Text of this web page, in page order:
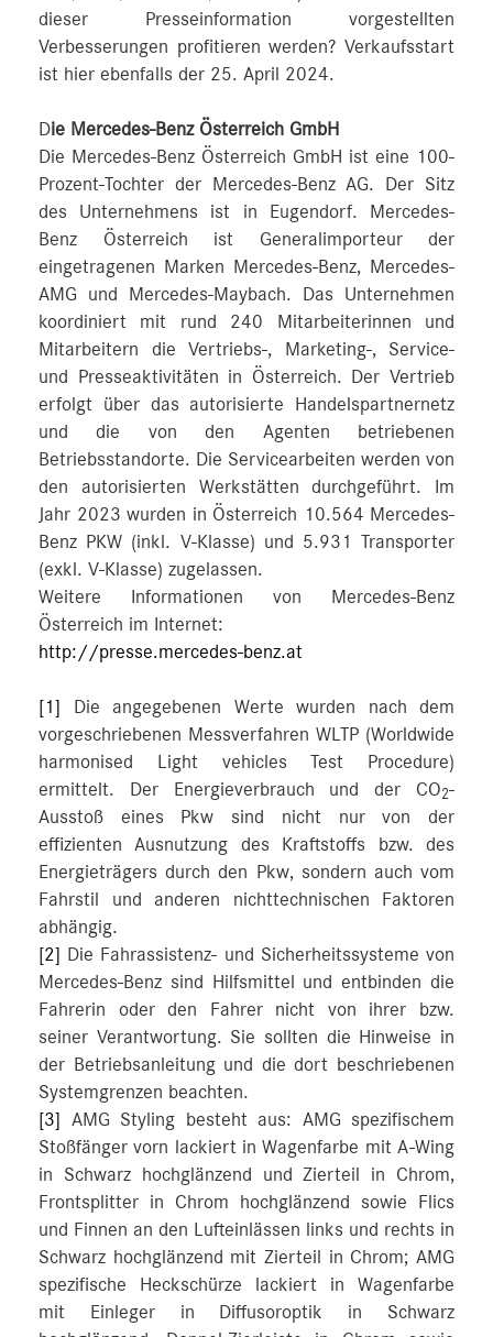
dieser Presseinformation vorgestellten
Verbesserungen profitieren werden? Verkaufsstart
ist hier ebenfalls der 25. April 2024.
Die Mercedes-Benz Österreich GmbH
Die Mercedes-Benz Österreich GmbH ist eine 100-
Prozent-Tochter der Mercedes-Benz AG. Der Sitz
des Unternehmens ist in Eugendorf. Mercedes-
Benz Österreich ist Generalimporteur der
eingetragenen Marken Mercedes-Benz, Mercedes-
AMG und Mercedes-Maybach. Das Unternehmen
koordiniert mit rund 240 Mitarbeiterinnen und
Mitarbeitern die Vertriebs-, Marketing-, Service-
und Presseaktivitäten in Österreich. Der Vertrieb
erfolgt über das autorisierte Handelspartnernetz
und die von den Agenten betriebenen
Betriebsstandorte. Die Servicearbeiten werden von
den autorisierten Werkstätten durchgeführt. Im
Jahr 2023 wurden in Österreich 10.564 Mercedes-
Benz PKW (inkl. V-Klasse) und 5.931 Transporter
(exkl. V-Klasse) zugelassen.
Weitere Informationen von Mercedes-Benz
Österreich im Internet:
http://presse.mercedes-benz.at
[1]
Die angegebenen Werte wurden nach dem
vorgeschriebenen Messverfahren WLTP (Worldwide
harmonised Light vehicles Test Procedure)
ermittelt. Der Energieverbrauch und der CO2-
Ausstoß eines Pkw sind nicht nur von der
effizienten Ausnutzung des Kraftstoffs bzw. des
Energieträgers durch den Pkw, sondern auch vom
Fahrstil und anderen nichttechnischen Faktoren
abhängig.
[2]
Die Fahrassistenz- und Sicherheitssysteme von
Mercedes-Benz sind Hilfsmittel und entbinden die
Fahrerin oder den Fahrer nicht von ihrer bzw.
seiner Verantwortung. Sie sollten die Hinweise in
der Betriebsanleitung und die dort beschriebenen
Systemgrenzen beachten.
[3]
AMG Styling besteht aus: AMG spezifischem
Stoßfänger vorn lackiert in Wagenfarbe mit A-Wing
in Schwarz hochglänzend und Zierteil in Chrom,
Frontsplitter in Chrom hochglänzend sowie Flics
und Finnen an den Lufteinlässen links und rechts in
Schwarz hochglänzend mit Zierteil in Chrom; AMG
spezifische Heckschürze lackiert in Wagenfarbe
mit Einleger in Diffusoroptik in Schwarz